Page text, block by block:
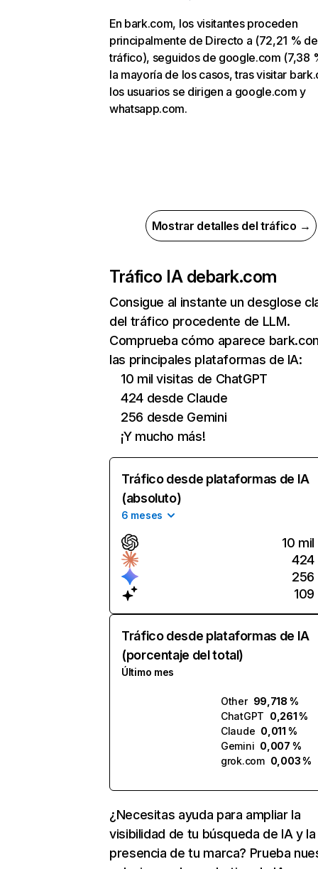
En bark.com, los visitantes proceden
principalmente de Directo a (72,21 % de
tráfico), seguidos de google.com (7,38
la mayoría de los casos, tras visitar
los usuarios se dirigen a google.com y
whatsapp.com.
Mostrar detalles del tráfico →
Tráfico IA debark.com
Consigue al instante un desglose
del tráfico procedente de LLM.
Comprueba cómo aparece
las principales plataformas de IA:
10 mil visitas de ChatGPT
424 desde Claude
256 desde Gemini
¡Y mucho más!
Tráfico desde plataformas de IA
(absoluto)
6 meses
10 mil
424
256
109
Tráfico desde plataformas de IA
(porcentaje del total)
Último mes
Other 99,718 %
ChatGPT 0,261 %
Claude 0,011 %
Gemini 0,007 %
grok.com 0,003 %
¿Necesitas ayuda para ampliar la
visibilidad de tu búsqueda de IA y la
presencia de tu marca? Prueba